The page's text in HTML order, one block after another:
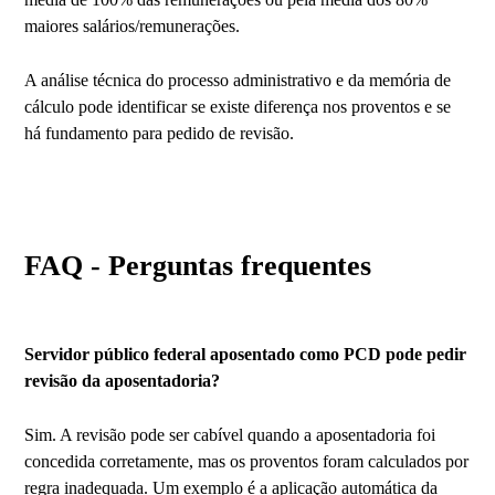
maiores salários/remunerações.
A análise técnica do processo administrativo e da memória de
cálculo pode identificar se existe diferença nos proventos e se
há fundamento para pedido de revisão.
FAQ - Perguntas frequentes
Servidor público federal aposentado como PCD pode pedir
revisão da aposentadoria?
Sim. A revisão pode ser cabível quando a aposentadoria foi
concedida corretamente, mas os proventos foram calculados por
regra inadequada. Um exemplo é a aplicação automática da